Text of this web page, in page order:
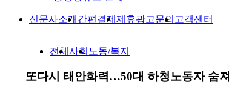
신문사소개 간편결제 제휴광고문의 고객센터
전체 사회 노동/복지
또다시 태안화력…50대 하청노동자 숨져